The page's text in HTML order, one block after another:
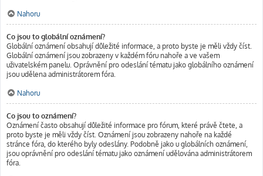
Nahoru
Co jsou to globální oznámení?
Globální oznámení obsahují důležité informace, a proto byste je měli vždy číst.
Globální oznámení jsou zobrazeny v každém fóru nahoře a ve vašem
uživatelském panelu. Oprávnění pro odeslání tématu jako globálního oznámení
jsou udělena administrátorem fóra.
Nahoru
Co jsou to oznámení?
Oznámení často obsahují důležité informace pro fórum, které právě čtete, a
proto byste je měli vždy číst. Oznámení jsou zobrazeny nahoře na každé
stránce fóra, do kterého byly odeslány. Podobně jako u globálních oznámení,
jsou oprávnění pro odeslání tématu jako oznámení udělována administrátorem
fóra.